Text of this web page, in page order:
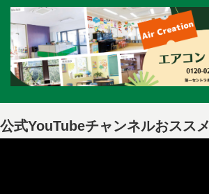
公式YouTubeチャンネルおススメ